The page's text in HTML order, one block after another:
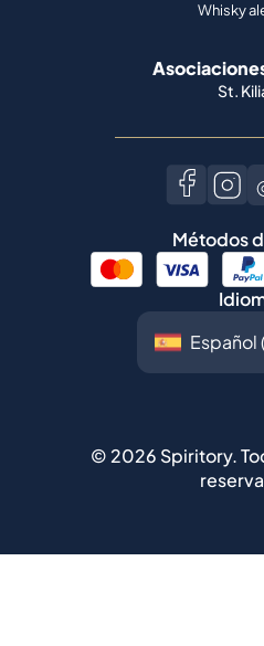
Whisky
St.
Métodos
© 2026 Spiritory.